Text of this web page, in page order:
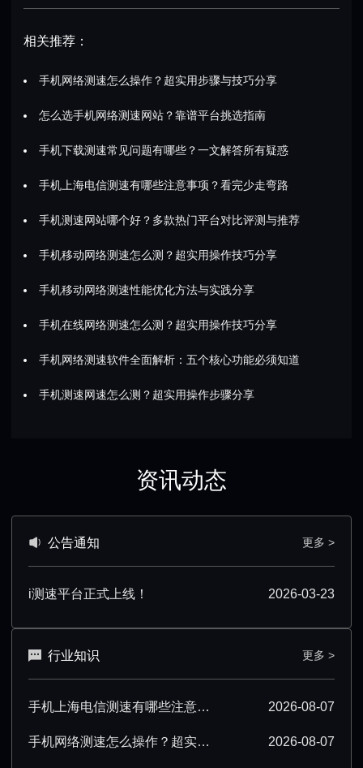
相关推荐：
手机网络测速怎么操作？超实用步骤与技巧分享
怎么选手机网络测速网站？靠谱平台挑选指南
手机下载测速常见问题有哪些？一文解答所有疑惑
手机上海电信测速有哪些注意事项？看完少走弯路
手机测速网站哪个好？多款热门平台对比评测与推荐
手机移动网络测速怎么测？超实用操作技巧分享
手机移动网络测速性能优化方法与实践分享
手机在线网络测速怎么测？超实用操作技巧分享
手机网络测速软件全面解析：五个核心功能必须知道
手机测速网速怎么测？超实用操作步骤分享
资讯动态
公告通知 更多 >
i测速平台正式上线！ 2026-03-23
行业知识 更多 >
手机上海电信测速有哪些注意事项？看完少走弯路 2026-08-07
手机网络测速怎么操作？超实用步骤与技巧分享 2026-08-07